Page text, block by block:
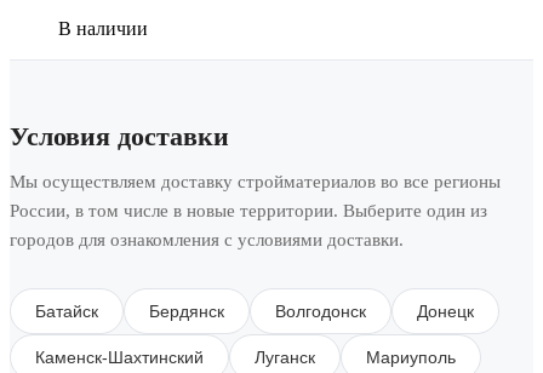
В наличии
Условия доставки
Мы осуществляем доставку стройматериалов во все регионы
России, в том числе в новые территории. Выберите один из
городов для ознакомления с условиями доставки.
Батайск Бердянск Волгодонск Донецк
Каменск-Шахтинский Луганск Мариуполь